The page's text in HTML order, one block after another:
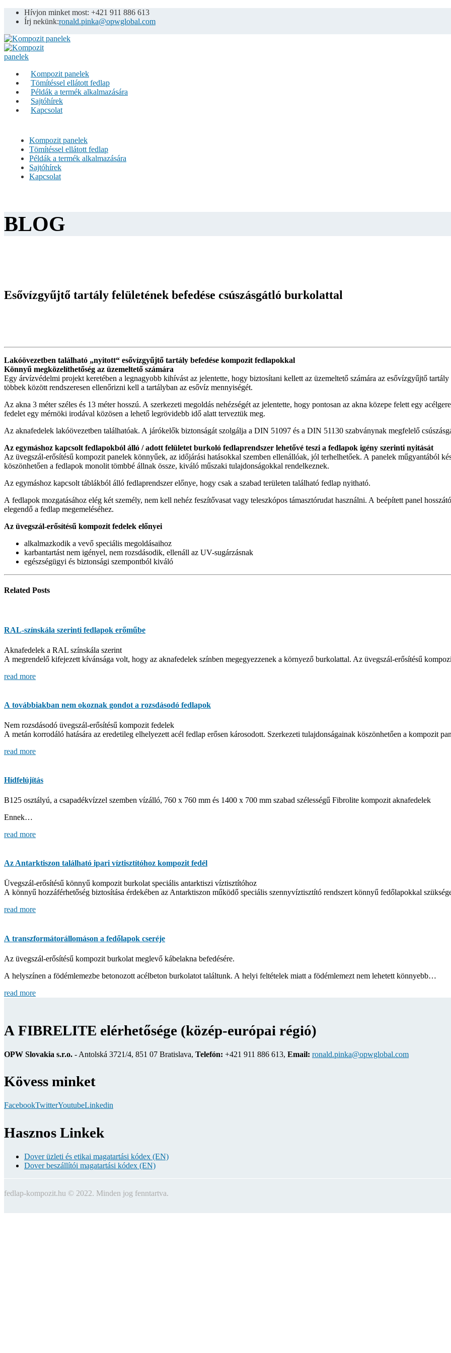
Hívjon minket most: +421 911 886 613
Írj nekünk:ronald.pinka@opwglobal.com
Kompozit panelek
Tömítéssel ellátott fedlap
Példák a termék alkalmazására
Sajtóhírek
Kapcsolat
Kompozit panelek
Tömítéssel ellátott fedlap
Példák a termék alkalmazására
Sajtóhírek
Kapcsolat
BLOG
Esővízgyűjtő tartály felületének befedése csúszásgátló burkolattal
Lakóövezetben található „nyitott“ esővízgyűjtő tartály befedése kompozit fedlapokkal
Könnyű megközelíthetőség az üzemeltető számára
Egy árvízvédelmi projekt keretében a legnagyobb kihívást az jelentette, hogy biztosítani kellett az üzemeltető számára az esővízgyűjtő
többek között rendszeresen ellenőrizni kell a tartályban az esővíz mennyiségét.
Az akna 3 méter széles és 13 méter hosszú. A szerkezeti megoldás nehézségét az jelentette, hogy pontosan az akna közepe felett egy
fedelet egy mérnöki irodával közösen a lehető legrövidebb idő alatt terveztük meg.
Az aknafedelek lakóövezetben találhatóak. A járókelők biztonságát szolgálja a DIN 51097 és a DIN 51130 szabványnak megfelelő
Az egymáshoz kapcsolt fedlapokból álló / adott felületet burkoló fedlaprendszer lehetővé teszi a fedlapok igény szerinti nyitását
Az üvegszál-erősítésű kompozit panelek könnyűek, az időjárási hatásokkal szemben ellenállóak, jól terhelhetőek. A panelek műgyantából
köszönhetően a fedlapok monolit tömbbé állnak össze, kiváló műszaki tulajdonságokkal rendelkeznek.
Az egymáshoz kapcsolt táblákból álló fedlaprendszer előnye, hogy csak a szabad területen található fedlap nyitható.
A fedlapok mozgatásához elég két személy, nem kell nehéz feszítővasat vagy teleszkópos támasztórudat használni. A beépített panel
elegendő a fedlap megemeléséhez.
Az üvegszál-erősítésű kompozit fedelek előnyei
alkalmazkodik a vevő speciális megoldásaihoz
karbantartást nem igényel, nem rozsdásodik, ellenáll az UV-sugárzásnak
egészségügyi és biztonsági szempontból kiváló
Related Posts
RAL-színskála szerinti fedlapok erőműbe
Aknafedelek a RAL színskála szerint
A megrendelő kifejezett kívánsága volt, hogy az aknafedelek színben megegyezzenek a környező burkolattal. Az üvegszál-erősítésű
read more
A továbbiakban nem okoznak gondot a rozsdásodó fedlapok
Nem rozsdásodó üvegszál-erősítésű kompozit fedelek
A metán korrodáló hatására az eredetileg elhelyezett acél fedlap erősen károsodott. Szerkezeti tulajdonságainak köszönhetően a kompozit
read more
Hídfelújítás
B125 osztályú, a csapadékvízzel szemben vízálló, 760 x 760 mm és 1400 x 700 mm szabad szélességű Fibrolite kompozit aknafedelek
Ennek…
read more
Az Antarktiszon található ipari víztisztítóhoz kompozit fedél
Üvegszál-erősítésű könnyű kompozit burkolat speciális antarktiszi víztisztítóhoz
A könnyű hozzáférhetőség biztosítása érdekében az Antarktiszon működő speciális szennyvíztisztító rendszert könnyű fedőlapokkal
read more
A transzformátorállomáson a fedőlapok cseréje
Az üvegszál-erősítésű kompozit burkolat meglevő kábelakna befedésére.
A helyszínen a födémlemezbe betonozott acélbeton burkolatot találtunk. A helyi feltételek miatt a födémlemezt nem lehetett könnyebb…
read more
A FIBRELITE elérhetősége (közép-európai régió)
OPW Slovakia s.r.o. - Antolská 3721/4, 851 07 Bratislava, Telefón: +421 911 886 613, Email: ronald.pinka@opwglobal.com
Kövess minket
FacebookTwitterYoutubeLinkedin
Hasznos Linkek
Dover üzleti és etikai magatartási kódex (EN)
Dover beszállítói magatartási kódex (EN)
fedlap-kompozit.hu © 2022. Minden jog fenntartva.